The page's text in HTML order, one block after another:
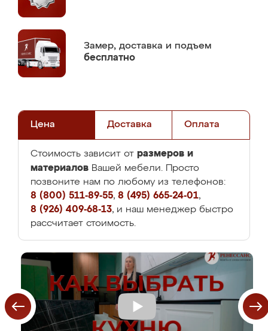
Замер, доставка и подъем
бесплатно
Цена Доставка Оплата
Стоимость зависит от размеров и
материалов Вашей мебели. Просто
позвоните нам по любому из телефонов:
8 (800) 511-89-55, 8 (495) 665-24-01,
8 (926) 409-68-13, и наш менеджер быстро
рассчитает стоимость.